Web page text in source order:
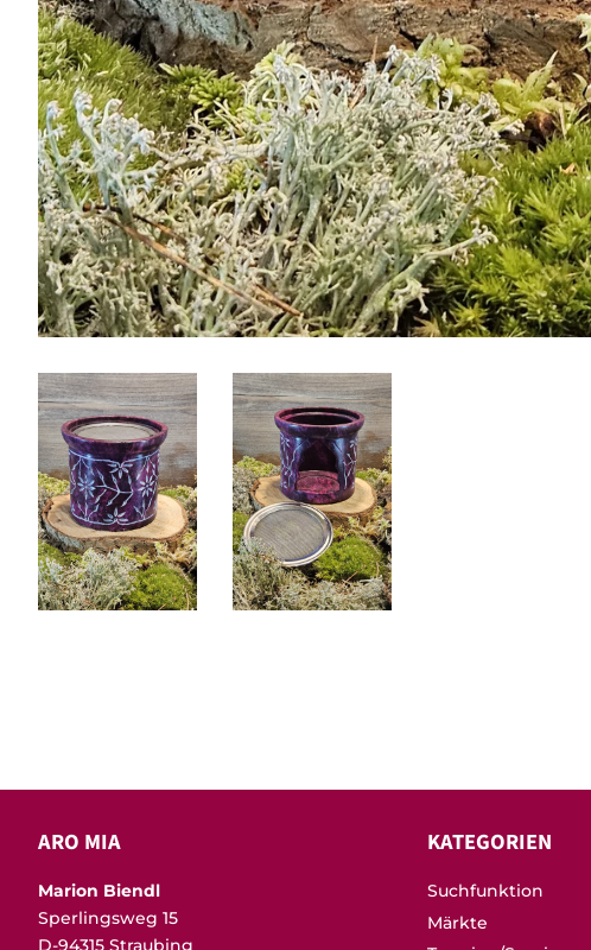
ARO MIA
Marion Biendl
Sperlingsweg 15
D-94315 Straubing
KATEGORIEN
Suchfunktion
Märkte